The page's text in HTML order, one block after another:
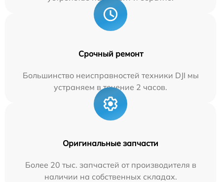
Срочный ремонт
Большинство неисправностей техники DJI мы
устраняем в течение 2 часов.
Оригинальные запчасти
Более 20 тыс. запчастей от производителя в
наличии на собственных складах.